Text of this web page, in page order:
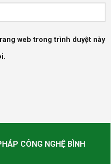
web trong trình duyệt này
CÔNG NGHỆ BÌNH